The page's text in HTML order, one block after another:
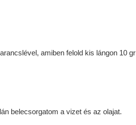
amiben felold kis lángon 10 gr
belecsorgatom a vizet és az olajat.